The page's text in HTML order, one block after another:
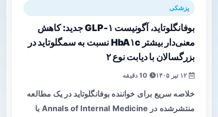
پزشکی
بوفانگلوتاید، آگونیست GLP‑۱ جدید: کاهش
معنی‌دار بیشتر HbA۱c نسبت به سمگلوتاید در
بزرگسالان با دیابت نوع ۲
خلاصه سریع برای خواننده بوفانگلوتاید در یک مطالعه
منتشرشده در Annals of Internal Medicine با